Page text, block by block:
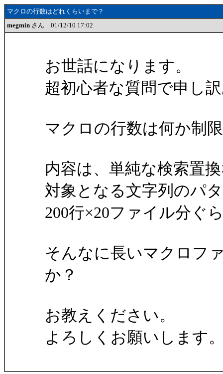
マクロの行数はどれくらいまで？
megmin さん 01/12/10 17:02
お世話になります。
超初心者な質問で申し
マクロの行数は何か制
内容は、単純な検索置
対象となる文字列のパ
200行×20ファイル分ぐ
そんなに長いマクロフ
か？
お教えください。
よろしくお願いします